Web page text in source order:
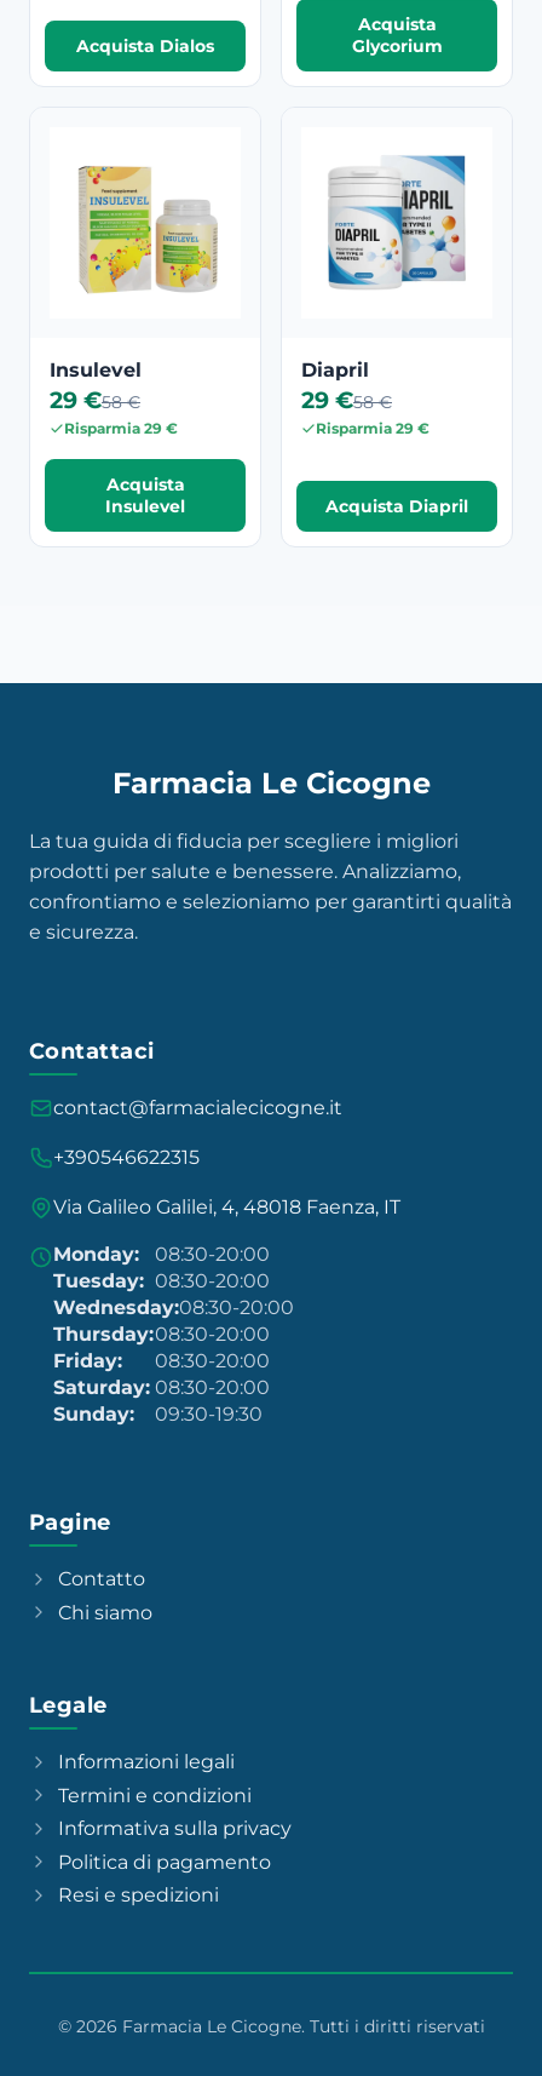
Acquista Dialos
Acquista
Glycorium
Insulevel
29 €58 €
Risparmia 29 €
Acquista
Insulevel
Diapril
29 €58 €
Risparmia 29 €
Acquista Diapril
Farmacia Le Cicogne
La tua guida di fiducia per scegliere i migliori
prodotti per salute e benessere. Analizziamo,
confrontiamo e selezioniamo per garantirti qualità
e sicurezza.
Contattaci
contact@farmacialecicogne.it
+390546622315
Via Galileo Galilei, 4, 48018 Faenza, IT
Monday:
08:30-20:00
Tuesday: 08:30-20:00
Wednesday:08:30-20:00
Thursday:08:30-20:00
Friday:
08:30-20:00
Saturday: 08:30-20:00
Sunday:
09:30-19:30
Pagine
Contatto
Chi siamo
Legale
Informazioni legali
Termini e condizioni
Informativa sulla privacy
Politica di pagamento
Resi e spedizioni
© 2026 Farmacia Le Cicogne. Tutti i diritti riservati